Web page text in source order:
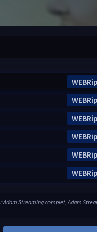
WEBRip
WEBRip
WEBRip
WEBRip
WEBRip
WEBRip
Streaming complet, Adam